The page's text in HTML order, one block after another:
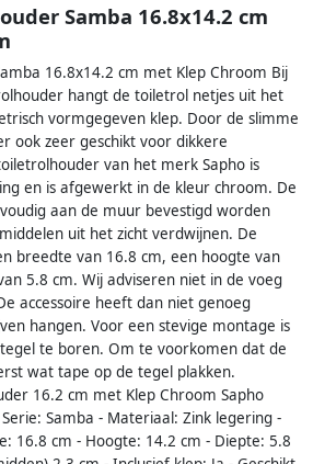
Samba 16.8x14.2 cm
16.8x14.2 cm met Klep Chroom Bij
hangt de toiletrol netjes uit het
vormgegeven klep. Door de slimme
ook zeer geschikt voor dikkere
van het merk Sapho is
en is afgewerkt in de kleur chroom. De
aan de muur bevestigd worden
uit het zicht verdwijnen. De
breedte van 16.8 cm, een hoogte van
5.8 cm. Wij adviseren niet in de voeg
accessoire heeft dan niet genoeg
hangen. Voor een stevige montage is
te boren. Om te voorkomen dat de
wat tape op de tegel plakken.
16.2 cm met Klep Chroom Sapho
Samba - Materiaal: Zink legering -
16.8 cm - Hoogte: 14.2 cm - Diepte: 5.8